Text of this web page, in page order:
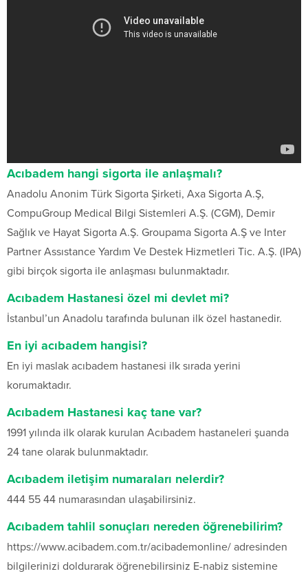
Acıbadem hangi sigorta ile anlaşmalı?
Anadolu Anonim Türk Sigorta Şirketi, Axa Sigorta A.Ş,
CompuGroup Medical Bilgi Sistemleri A.Ş. (CGM), Demir
Sağlık ve Hayat Sigorta A.Ş. Groupama Sigorta A.Ş ve Inter
Partner Assıstance Yardım Ve Destek Hizmetleri Tic. A.Ş. (IPA)
gibi birçok sigorta ile anlaşması bulunmaktadır.
Acıbadem Hastanesi özel mi devlet mi?
İstanbul’un Anadolu tarafında bulunan ilk özel hastanedir.
En iyi acıbadem hangisi?
En iyi maslak acıbadem hastanesi ilk sırada yerini
korumaktadır.
Acıbadem Hastanesi kaç tane var?
1991 yılında ilk olarak kurulan Acıbadem hastaneleri şuanda
24 tane olarak bulunmaktadır.
Acıbadem iletişim numaraları nelerdir?
444 55 44 numarasından ulaşabilirsiniz.
Acıbadem tahlil sonuçları nereden öğrenebilirim?
https://www.acibadem.com.tr/acibademonline/ adresinden
bilgilerinizi doldurarak öğrenebilirsiniz E-nabiz sistemine